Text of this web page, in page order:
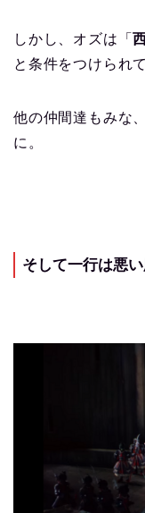
しかし、オズは「
と条件をつけられ
他の仲間達もみな
に。
そして一行は悪